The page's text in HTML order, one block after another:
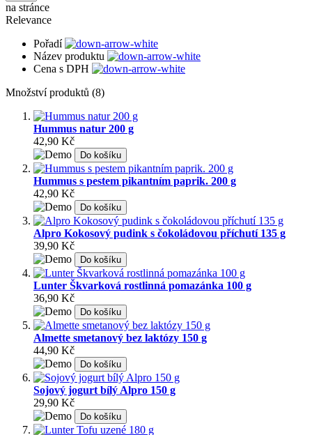
na stránce
Relevance
Pořadí
Název produktu
Cena s DPH
Množství produktů (8)
Hummus natur 200 g
42,90 Kč
Do košíku
Hummus s pestem pikantním paprik. 200 g
42,90 Kč
Do košíku
Alpro Kokosový pudink s čokoládovou příchutí 135 g
39,90 Kč
Do košíku
Lunter Škvarková rostlinná pomazánka 100 g
36,90 Kč
Do košíku
Almette smetanový bez laktózy 150 g
44,90 Kč
Do košíku
Sojový jogurt bílý Alpro 150 g
29,90 Kč
Do košíku